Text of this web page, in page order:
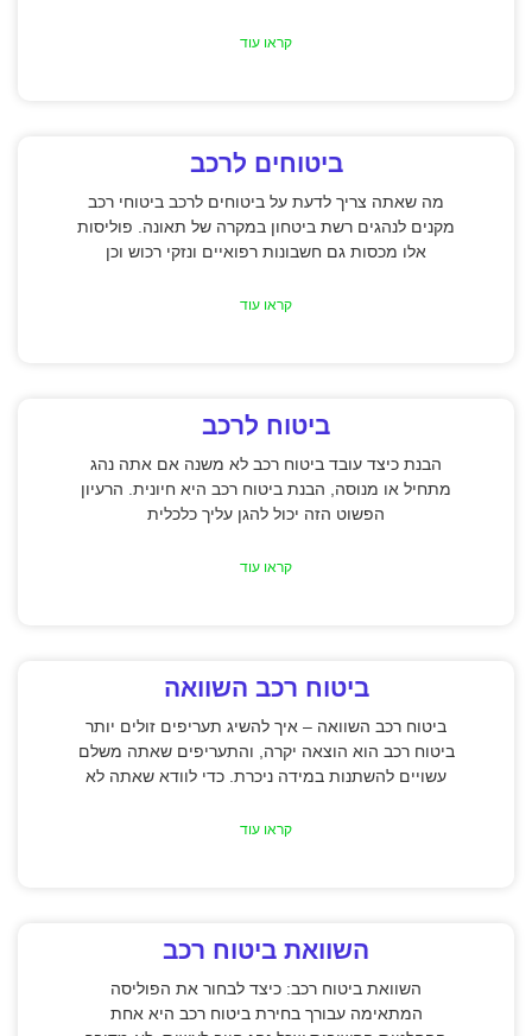
קראו עוד
ביטוחים לרכב
מה שאתה צריך לדעת על ביטוחים לרכב ביטוחי רכב
מקנים לנהגים רשת ביטחון במקרה של תאונה. פוליסות
אלו מכסות גם חשבונות רפואיים ונזקי רכוש וכן
קראו עוד
ביטוח לרכב
הבנת כיצד עובד ביטוח רכב לא משנה אם אתה נהג
מתחיל או מנוסה, הבנת ביטוח רכב היא חיונית. הרעיון
הפשוט הזה יכול להגן עליך כלכלית
קראו עוד
ביטוח רכב השוואה
ביטוח רכב השוואה – איך להשיג תעריפים זולים יותר
ביטוח רכב הוא הוצאה יקרה, והתעריפים שאתה משלם
עשויים להשתנות במידה ניכרת. כדי לוודא שאתה לא
קראו עוד
השוואת ביטוח רכב
השוואת ביטוח רכב: כיצד לבחור את הפוליסה
המתאימה עבורך בחירת ביטוח רכב היא אחת